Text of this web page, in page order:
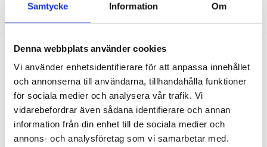
Samtycke Information Om
Denna webbplats använder cookies
Vi använder enhetsidentifierare för att anpassa innehållet
och annonserna till användarna, tillhandahålla funktioner
för sociala medier och analysera vår trafik. Vi
vidarebefordrar även sådana identifierare och annan
information från din enhet till de sociala medier och
annons- och analysföretag som vi samarbetar med.
Nyhetsbrev
PRENUMERERA